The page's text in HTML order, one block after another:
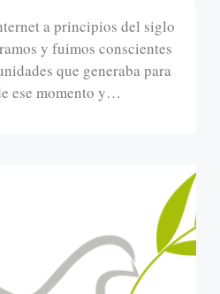
a principios del siglo
y fuimos conscientes
que generaba para
ese momento y…